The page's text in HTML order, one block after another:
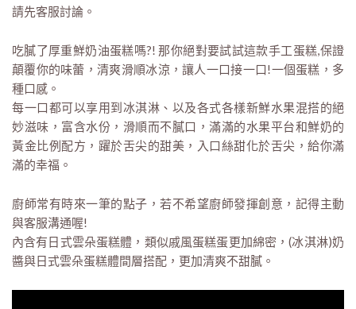
請先客服討論。
吃膩了厚重鮮奶油蛋糕嗎?! 那你絕對要試試這款手工蛋糕,保證
顛覆你的味蕾，清爽滑順冰涼，讓人一口接一口!一個蛋糕，多
種口感。
每一口都可以享用到冰淇淋、以及各式各樣新鮮水果混搭的絕
妙滋味，富含水份，滑順而不膩口，滿滿的水果平台和鮮奶的
黃金比例配方，躍於舌尖的甜美，入口絲甜化於舌尖，給你滿
滿的幸福。
廚師常有時來一筆的點子，若不希望廚師發揮創意，記得主動
與客服溝通喔!
內含有日式雲朵蛋糕體，類似戚風蛋糕蛋更加綿密，(冰淇淋)奶
醬與日式雲朵蛋糕體間層搭配，更加清爽不甜膩。